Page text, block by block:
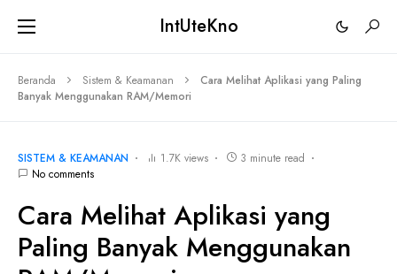
IntUteKno
Beranda Sistem & Keamanan
Cara Melihat Aplikasi yang Paling
Banyak Menggunakan RAM/Memori
SISTEM & KEAMANAN 1.7K views
3 minute read
No comments
Cara Melihat Aplikasi yang
Paling Banyak Menggunakan